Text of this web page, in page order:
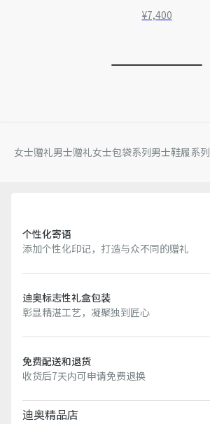
¥7,400
女士赠礼男士赠礼女士包袋系列男士鞋履系列
个性化寄语
添加个性化印记，打造与众不同的赠礼
迪奥标志性礼盒包装
彰显精湛工艺，凝聚独到匠心
免费配送和退货
收货后7天内可申请免费退换
迪奥精品店